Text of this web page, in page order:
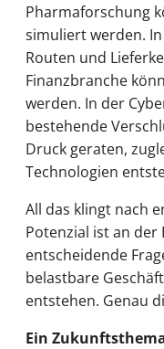
Pharmaforschung
simuliert werden.
Routen und
Finanzbranche
werden. In der
bestehende
Druck geraten,
Technologien
All das klingt nach
Potenzial ist an der
entscheidende
belastbare
entstehen. Genau
Ein